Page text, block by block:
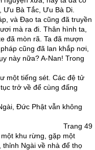
Bà Tắc, Ưu Bà Di.
và Ðạo ta cũng đã truyền
mà ra đi. Thân hình ta,
đã mòn rã. Ta đã mượn
cũng đã lan khắp nơi,
này nữa? A-Nan! Trong
một tiếng sét. Các đệ tử
trở về để cùng đấng
Ðức Phật vẫn không
Trang 49
khu rừng, gặp một
Ngài về nhà để thọ